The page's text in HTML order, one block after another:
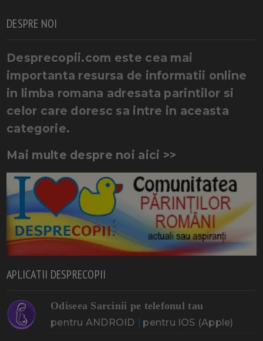
DESPRE NOI
Desprecopii.com este cea mai
importanta resursa de informatii online
in limba romana adresata parintilor si
celor care doresc sa intre in aceasta
categorie.
Mai multe despre noi aici >>
APLICATII DESPRECOPII
Odiseea Sarcinii pe telefonul tau
pentru ANDROID pentru IOS (Apple)